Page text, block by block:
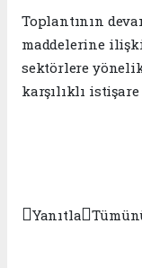
Toplantının
maddelerine
sektörlere
karşılıklı
Yanıtla